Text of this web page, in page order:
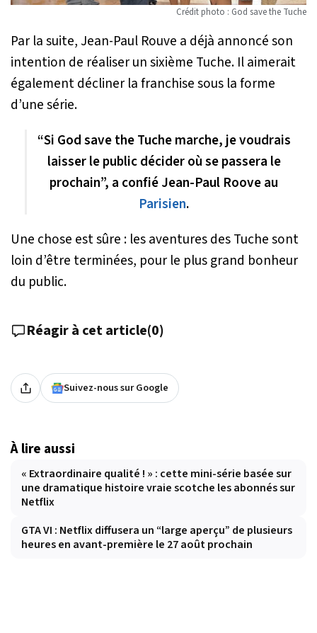
Crédit photo : God save the Tuche
Par la suite, Jean-Paul Rouve a déjà annoncé son
intention de réaliser un sixième Tuche. Il aimerait
également décliner la franchise sous la forme
d’une série.
“Si God save the Tuche marche, je voudrais
laisser le public décider où se passera le
prochain”, a confié Jean-Paul Roove au
Parisien.
Une chose est sûre : les aventures des Tuche sont
loin d’être terminées, pour le plus grand bonheur
du public.
Réagir à cet article(0)
Suivez-nous sur Google
À lire aussi
« Extraordinaire qualité ! » : cette mini-série basée sur
une dramatique histoire vraie scotche les abonnés sur
Netflix
GTA VI : Netflix diffusera un “large aperçu” de plusieurs
heures en avant-première le 27 août prochain